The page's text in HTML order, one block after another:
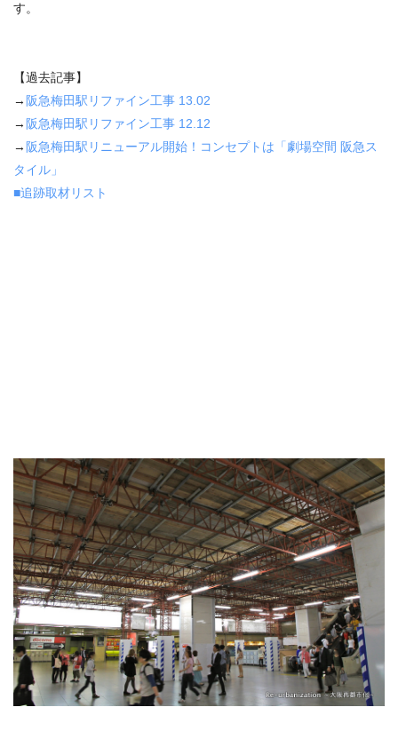
す。
【過去記事】
→ 阪急梅田駅リファイン工事 13.02
→ 阪急梅田駅リファイン工事 12.12
→ 阪急梅田駅リニューアル開始！コンセプトは「劇場空間 阪急ス
タイル」
■追跡取材リスト